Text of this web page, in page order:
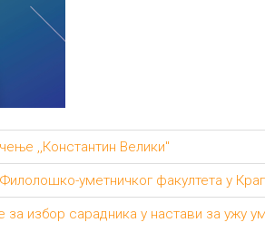
,,Константин Велики"
уметничког факултета у
избор сарадника у настави за ужу